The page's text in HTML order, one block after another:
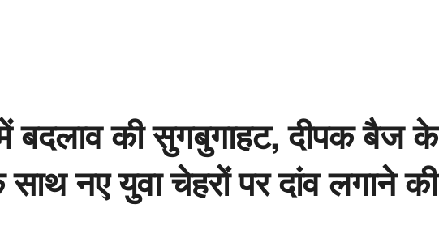
बदलाव की सुगबुगाहट, दीपक बैज के
नए युवा चेहरों पर दांव लगाने की